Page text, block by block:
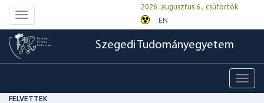
Toggle
navigation
2026. augusztus 6., csütörtök
EN
Szegedi Tudományegyetem
FELVETTEK